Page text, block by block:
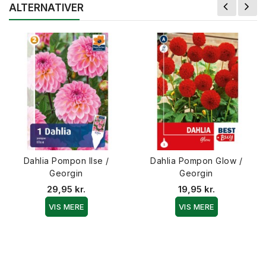
ALTERNATIVER
Dahlia Pompon Ilse /
Georgin
29,95 kr.
VIS MERE
Dahlia Pompon Glow /
Georgin
19,95 kr.
VIS MERE